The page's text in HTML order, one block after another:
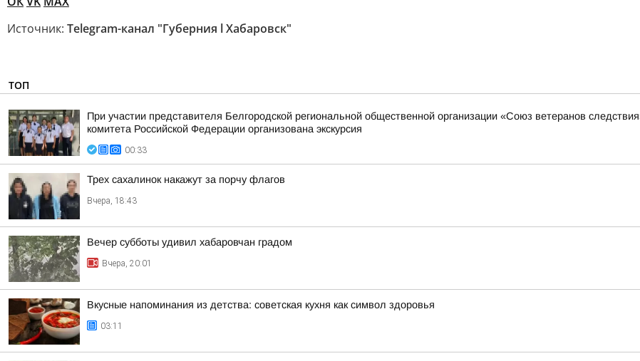
Источник: Telegram-канал "Губерния l Хабаровск"
ТОП
При участии представителя Белгородской региональной общественной организации «Союз ветеранов
комитета Российской Федерации организована экскурсия
00:33
Трех сахалинок накажут за порчу флагов
Вчера, 18:43
Вечер субботы удивил хабаровчан градом
Вчера, 20:01
Вкусные напоминания из детства: советская кухня как символ здоровья
03:11